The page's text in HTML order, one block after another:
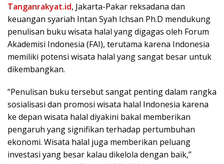
Tanganrakyat.id, Jakarta-Pakar reksadana dan
keuangan syariah Intan Syah Ichsan Ph.D mendukung
penulisan buku wisata halal yang digagas oleh Forum
Akademisi Indonesia (FAI), terutama karena Indonesia
memiliki potensi wisata halal yang sangat besar untuk
dikembangkan.
“Penulisan buku tersebut sangat penting dalam rangka
sosialisasi dan promosi wisata halal Indonesia karena
ke depan wisata halal diyakini bakal memberikan
pengaruh yang signifikan terhadap pertumbuhan
ekonomi. Wisata halal juga memberikan peluang
investasi yang besar kalau dikelola dengan baik,”